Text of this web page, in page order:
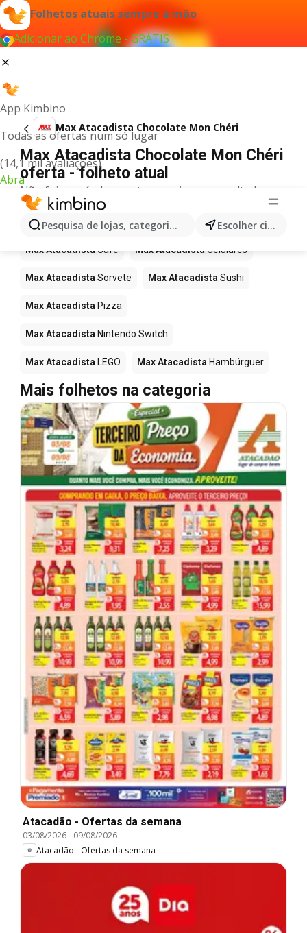
Folhetos atuais sempre à mão
Adicionar ao Chrome - GRÁTIS
App Kimbino
Todas as ofertas num só lugar
(14,1 mil avaliações)
Abra
Pesquisa de lojas, categorias,produtos... Escolher cidade
Max Atacadista Chocolate Mon Chéri
Max Atacadista Chocolate Mon Chéri
oferta - folheto atual
Não foi possível encontrar quaisquer resultados
para este termo.
Mais produtos em Max Atacadista
Max Atacadista Café Max Atacadista Celulares
Max Atacadista Sorvete Max Atacadista Sushi
Max Atacadista Pizza
Max Atacadista Nintendo Switch
Max Atacadista LEGO Max Atacadista Hambúrguer
Mais folhetos na categoria
Atacadão - Ofertas da semana
03/08/2026- 09/08/2026
Atacadão - Ofertas da semana